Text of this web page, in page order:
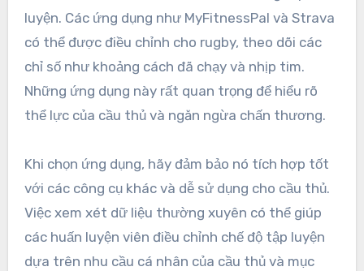
luyện. Các ứng dụng như MyFitnessPal và Strava
có thể được điều chỉnh cho rugby, theo dõi các
chỉ số như khoảng cách đã chạy và nhịp tim.
Những ứng dụng này rất quan trọng để hiểu rõ
thể lực của cầu thủ và ngăn ngừa chấn thương.
Khi chọn ứng dụng, hãy đảm bảo nó tích hợp tốt
với các công cụ khác và dễ sử dụng cho cầu thủ.
Việc xem xét dữ liệu thường xuyên có thể giúp
các huấn luyện viên điều chỉnh chế độ tập luyện
dựa trên nhu cầu cá nhân của cầu thủ và mục